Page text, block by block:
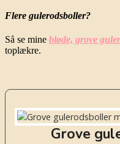
Flere gulerodsboller?
Så se mine bløde, grove
toplækre.
Grove